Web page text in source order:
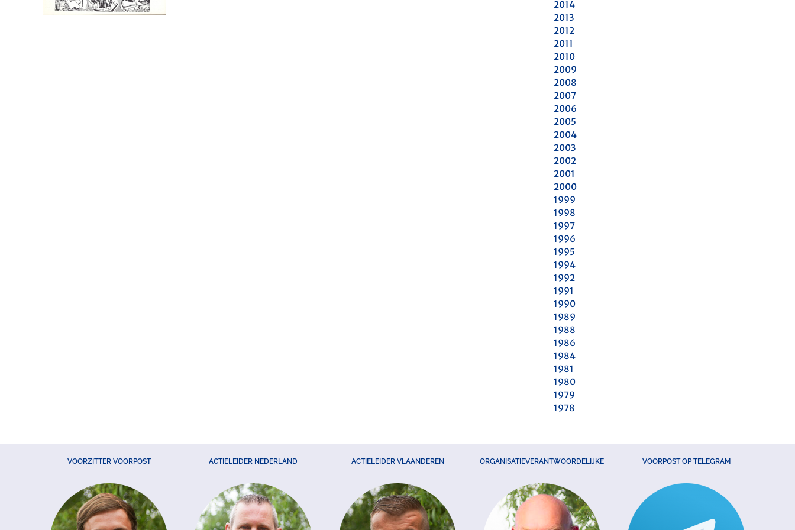
2014
2013
2012
2011
2010
2009
2008
2007
2006
2005
2004
2003
2002
2001
2000
1999
1998
1997
1996
1995
1994
1992
1991
1990
1989
1988
1986
1984
1981
1980
1979
1978
VOORZITTER VOORPOST ACTIELEIDER NEDERLAND ACTIELEIDER VLAANDEREN ORGANISATIEVERANTWOORDELIJKE VOORPOST OP TELEGRAM